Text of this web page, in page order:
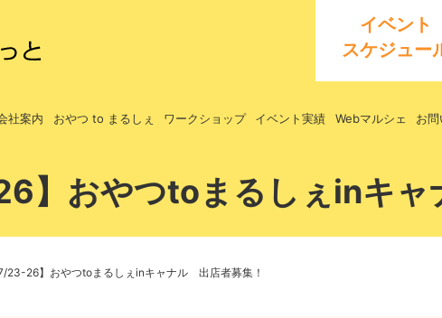
イベント
スケジュー
社案内 おやつ to まるしぇ ワークショップ イベント実績 Webマルシェ お
】おやつtoまるしぇinキ
23-26】おやつtoまるしぇinキャナル 出店者募集！